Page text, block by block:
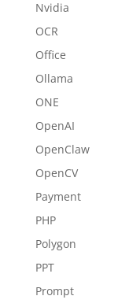
Nvidia
OCR
Office
Ollama
ONE
OpenAI
OpenClaw
OpenCV
Payment
PHP
Polygon
PPT
Prompt